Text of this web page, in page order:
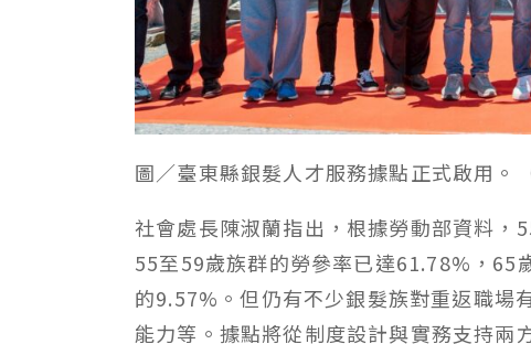
圖／臺東縣銀髮人才服務據點正式啟用。
社會處長陳淑蘭指出，根據勞動部資料，
55至59歲族群的勞參率已達61.78%，65
的9.57%。但仍有不少銀髮族對重返職場
能力等。據點將從制度設計與實務支持兩